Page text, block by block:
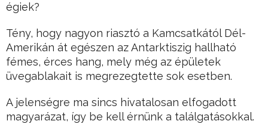
égiek?
Tény, hogy nagyon riasztó a Kamcsatkától Dél-
Amerikán át egészen az Antarktiszig hallható
fémes, érces hang, mely még az épületek
üvegablakait is megrezegtette sok esetben.
A jelenségre ma sincs hivatalosan elfogadott
magyarázat, így be kell érnünk a találgatásokkal.